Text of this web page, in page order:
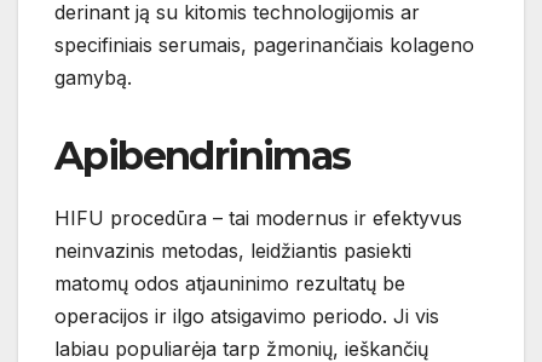
derinant ją su kitomis technologijomis ar
specifiniais serumais, pagerinančiais kolageno
gamybą.
Apibendrinimas
HIFU procedūra – tai modernus ir efektyvus
neinvazinis metodas, leidžiantis pasiekti
matomų odos atjauninimo rezultatų be
operacijos ir ilgo atsigavimo periodo. Ji vis
labiau populiarėja tarp žmonių, ieškančių